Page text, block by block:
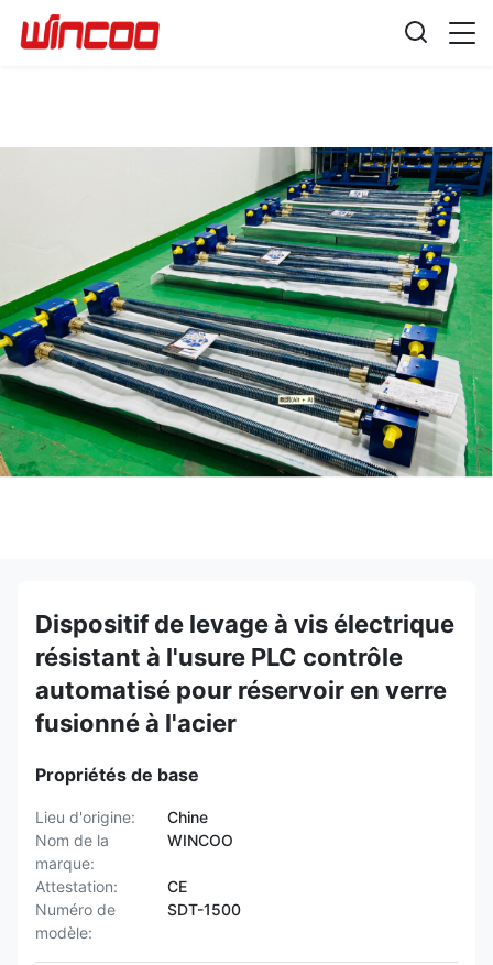
Dispositif de levage à vis électrique
résistant à l'usure PLC contrôle
automatisé pour réservoir en verre
fusionné à l'acier
Propriétés de base
Lieu d'origine:
Chine
Nom de la
marque:
WINCOO
Attestation:
CE
Numéro de
modèle:
SDT-1500